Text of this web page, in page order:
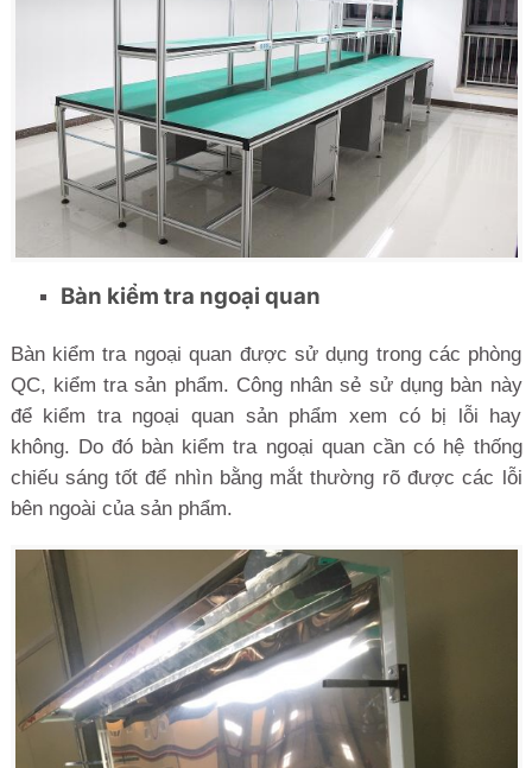
Bàn kiểm tra ngoại quan
Bàn kiểm tra ngoại quan được sử dụng trong các phòng
QC, kiểm tra sản phẩm. Công nhân sẻ sử dụng bàn này
để kiểm tra ngoại quan sản phẩm xem có bị lỗi hay
không. Do đó bàn kiểm tra ngoại quan cần có hệ thống
chiếu sáng tốt để nhìn bằng mắt thường rõ được các lỗi
bên ngoài của sản phẩm.